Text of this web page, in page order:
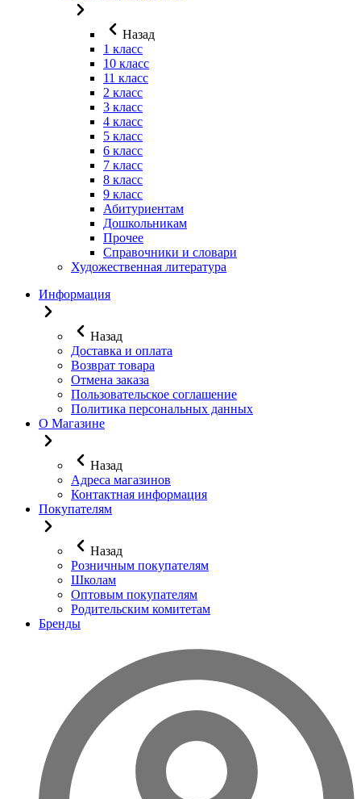
Назад
1 класс
10 класс
11 класс
2 класс
3 класс
4 класс
5 класс
6 класс
7 класс
8 класс
9 класс
Абитуриентам
Дошкольникам
Прочее
Справочники и словари
Художественная литература
Информация
Назад
Доставка и оплата
Возврат товара
Отмена заказа
Пользовательское соглашение
Политика персональных данных
О Магазине
Назад
Адреса магазинов
Контактная информация
Покупателям
Назад
Розничным покупателям
Школам
Оптовым покупателям
Родительским комитетам
Бренды